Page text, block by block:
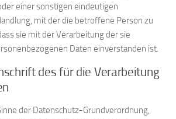
einer sonstigen eindeutigen
mit der die betroffene Person zu
sie mit der Verarbeitung der sie
Daten einverstanden ist.
des für die Verarbeitung
der Datenschutz-Grundverordnung,